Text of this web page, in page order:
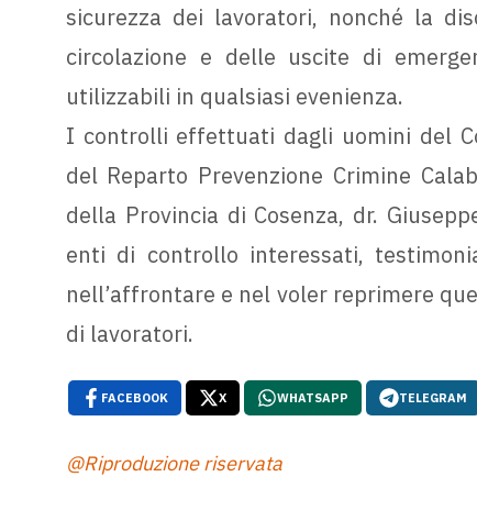
sicurezza dei lavoratori, nonché la
circolazione e delle uscite di
utilizzabili in qualsiasi evenienza.
I controlli effettuati dagli uomini del
del Reparto Prevenzione Crimine
della Provincia di Cosenza, dr.
enti di controllo interessati,
nell’affrontare e nel voler reprimere
di lavoratori.
FACEBOOK X WHATSAPP TELEGRAM
@Riproduzione riservata